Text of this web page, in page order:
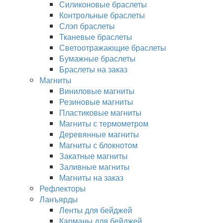
Силиконовые браслеты
Контрольные браслеты
Слэп браслеты
Тканевые браслеты
Светоотражающие браслеты
Бумажные браслеты
Браслеты на заказ
Магниты
Виниловые магниты
Резиновые магниты
Пластиковые магниты
Магниты с термометром
Деревянные магниты
Магниты с блокнотом
Закатные магниты
Заливные магниты
Магниты на заказ
Рефлекторы
Ланъярды
Ленты для бейджей